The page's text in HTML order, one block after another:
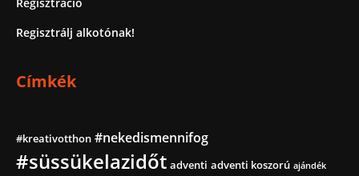
Regisztráció
Regisztrálj alkotónak!
Címkék
#kreativotthon #nekedismennifog
#süssükelazidőt adventi adventi koszorú ajándék